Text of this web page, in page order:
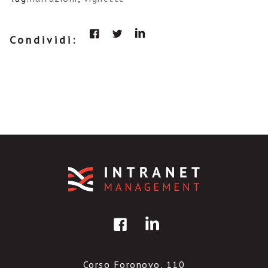
Condividi:
Corso Foronovo, 110